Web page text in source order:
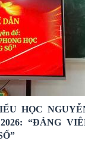
HỌC
“ĐẢNG